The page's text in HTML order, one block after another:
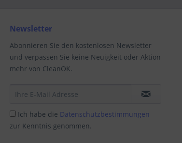
Newsletter
Abonnieren Sie den kostenlosen Newsletter
und verpassen Sie keine Neuigkeit oder Aktion
mehr von CleanOK.
Ich habe die Datenschutzbestimmungen
zur Kenntnis genommen.